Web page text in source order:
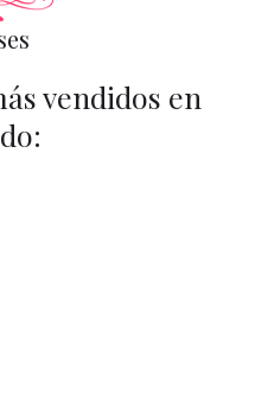
vendidos en